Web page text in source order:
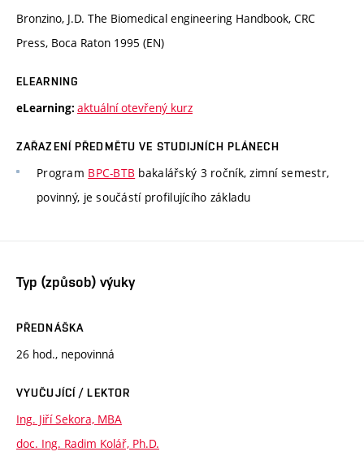
Bronzino, J.D. The Biomedical engineering Handbook, CRC
Press, Boca Raton 1995 (EN)
ELEARNING
eLearning: aktuální otevřený kurz
ZAŘAZENÍ PŘEDMĚTU VE STUDIJNÍCH PLÁNECH
Program BPC-BTB bakalářský 3 ročník, zimní semestr,
povinný, je součástí profilujícího základu
Typ (způsob) výuky
PŘEDNÁŠKA
26 hod., nepovinná
VYUČUJÍCÍ / LEKTOR
Ing. Jiří Sekora, MBA
doc. Ing. Radim Kolář, Ph.D.